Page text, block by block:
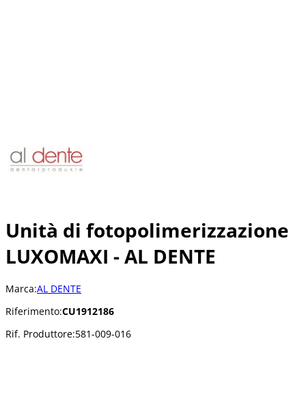
Unità di fotopolimerizzazione
LUXOMAXI - AL DENTE
Marca:AL DENTE
Riferimento:CU1912186
Rif. Produttore:581-009-016